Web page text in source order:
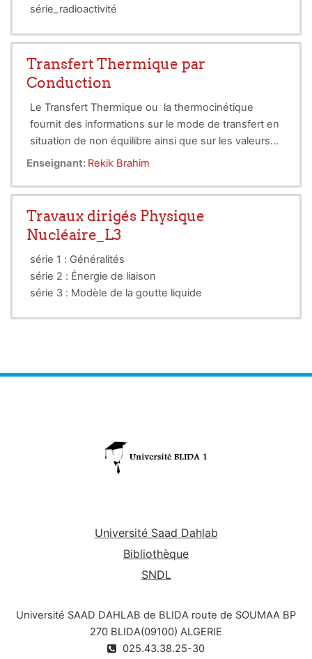
série_radioactivité
Transfert Thermique par
Conduction
Le Transfert Thermique ou la thermocinétique
fournit des informations sur le mode de transfert en
situation de non équilibre ainsi que sur les valeurs
de flux de chaleur. La thermodynamique établit les
détermine les conséquences qui en résultent, mais
elle ne se préoccupe pas de la vitesse de cette
transmission. Des connaissances de base en ce
domaine sont donc nécessaires à l’étudiant ou
chercheur de production ou de développement.
Dans ce cour, nous proposons des généralités sur
Fourier. ainsi quela loi de la conduction avec son
équation, en régime permanent et variable
appliqué à différentes géométries (mur, cylindre,
sphère)
Enseignant: Rekik Brahim
Travaux dirigés Physique
Nucléaire_L3
série 1 : Généralités
série 2 : Énergie de liaison
série 3 : Modèle de la goutte liquide
Université Saad Dahlab
Bibliothèque
SNDL
Université SAAD DAHLAB de BLIDA route de SOUMAA BP
270 BLIDA(09100) ALGERIE
025.43.38.25-30